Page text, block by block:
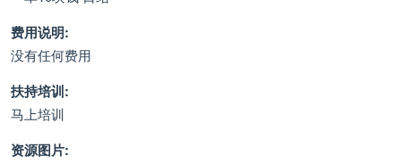
费用说明:
没有任何费用
扶持培训:
马上培训
资源图片: